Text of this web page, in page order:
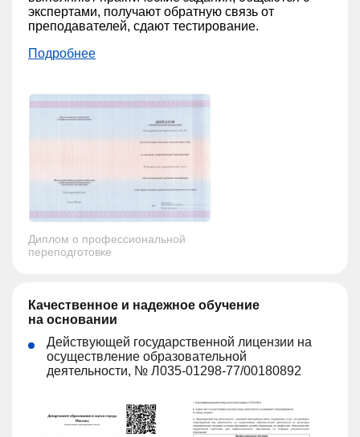
экспертами, получают обратную связь от
преподавателей, сдают тестирование.
Подробнее
Диплом о профессиональной
переподготовке
Качественное и надежное обучение
на основании
Действующей государственной лицензии на
осуществление образовательной
деятельности, № Л035-01298-77/00180892